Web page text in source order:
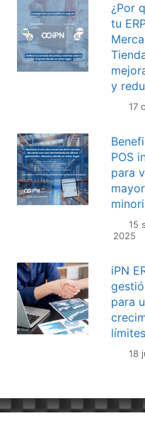
¿Por
tu
y
17
POS
para
15
2025
iPN
para
límites
18